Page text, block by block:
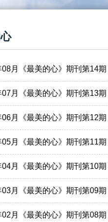
08月《最美的心》期刊第14期
07月《最美的心》期刊第13期
06月《最美的心》期刊第12期
05月《最美的心》期刊第11期
04月《最美的心》期刊第10期
03月《最美的心》期刊第09期
02月《最美的心》期刊第08期